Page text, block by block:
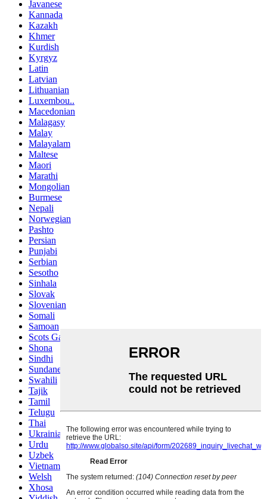
Javanese
Kannada
Kazakh
Khmer
Kurdish
Kyrgyz
Latin
Latvian
Lithuanian
Luxembou..
Macedonian
Malagasy
Malay
Malayalam
Maltese
Maori
Marathi
Mongolian
Burmese
Nepali
Norwegian
Pashto
Persian
Punjabi
Serbian
Sesotho
Sinhala
Slovak
Slovenian
Somali
Samoan
Scots Gaelic
Shona
Sindhi
Sundanese
Swahili
Tajik
Tamil
Telugu
Thai
Ukrainian
Urdu
Uzbek
Vietnamese
Welsh
Xhosa